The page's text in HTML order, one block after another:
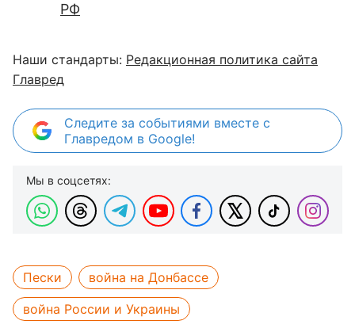
РФ
Наши стандарты: Редакционная политика сайта
Главред
Следите за событиями вместе с
Главредом в Google!
Мы в соцсетях:
Пески
война на Донбассе
война России и Украины